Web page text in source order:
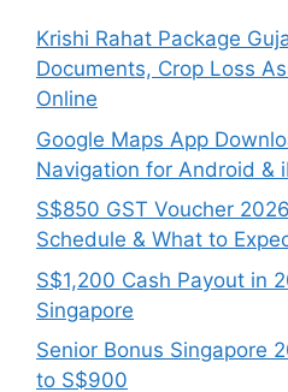
Krishi Rahat Package
Documents, Crop Loss
Online
Google Maps App
Navigation for Android &
S$850 GST Voucher
Schedule & What to
S$1,200 Cash Payout in
Singapore
Senior Bonus Singapore
to S$900